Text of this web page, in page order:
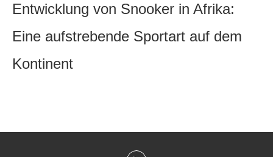
Entwicklung von Snooker in Afrika:
Eine aufstrebende Sportart auf dem
Kontinent